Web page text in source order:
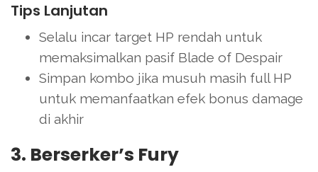
Tips Lanjutan
Selalu incar target HP rendah untuk
memaksimalkan pasif Blade of Despair
Simpan kombo jika musuh masih full HP
untuk memanfaatkan efek bonus damage
di akhir
3. Berserker’s Fury